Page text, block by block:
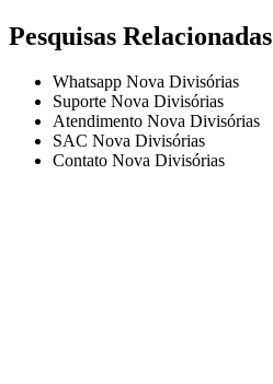
Pesquisas Relacionadas
Whatsapp Nova Divisórias
Suporte Nova Divisórias
Atendimento Nova Divisórias
SAC Nova Divisórias
Contato Nova Divisórias